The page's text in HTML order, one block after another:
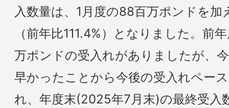
入数量は、1月度の88百万ポンドを
（前年比111.4%）となりました。前
万ポンドの受入れがありましたが、
早かったことから今後の受入れペー
れ、年度末(2025年7月末)の最終受入